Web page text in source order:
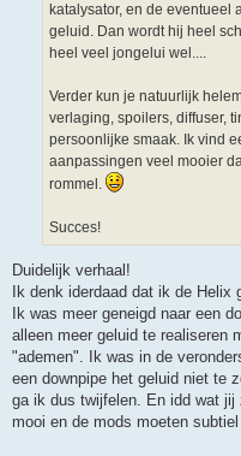
katalysator, en de eventueel
geluid. Dan wordt hij heel
heel veel jongelui wel....
Verder kun je natuurlijk
verlaging, spoilers, diffuser,
persoonlijke smaak. Ik vind
aanpassingen veel mooier
rommel.
Succes!
Duidelijk verhaal!
Ik denk iderdaad dat ik de Helix
Ik was meer geneigd naar een
alleen meer geluid te realiseren
"ademen". Ik was in de
een downpipe het geluid niet te
ga ik dus twijfelen. En idd wat
mooi en de mods moeten